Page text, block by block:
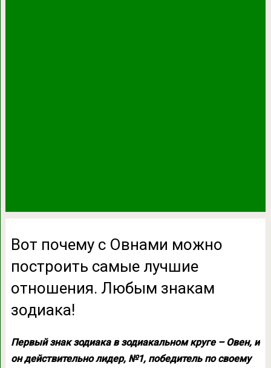
Вот почему с Овнами можно
построить самые лучшие
отношения. Любым знакам
зодиака!
Первый знак зодиака в зодиакальном круге – Овен, и
он действительно лидер, №1, победитель по своему